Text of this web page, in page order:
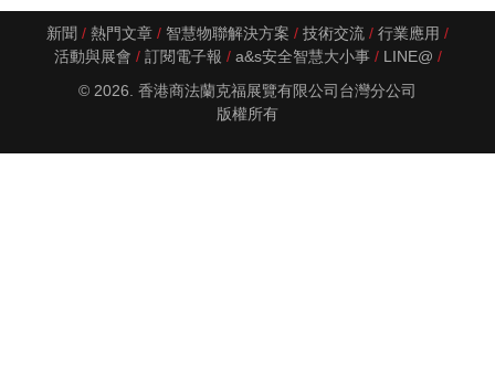
新聞 熱門文章 智慧物聯解決方案 技術交流
行業應用
活動與展會
訂閱電子報 a&s安全智慧大小事
LINE@
© 2026. 香港商法蘭克福展覽有限公司台灣分公司
版權所有